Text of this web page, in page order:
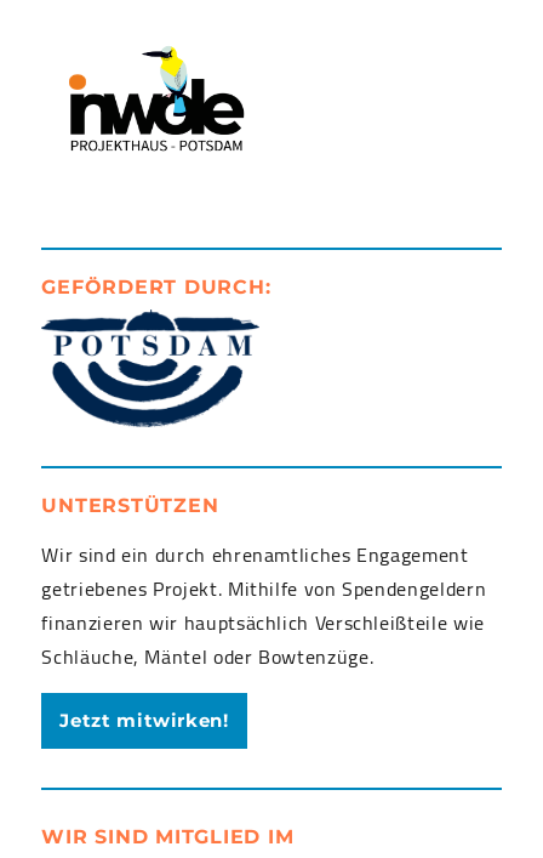
GEFÖRDERT DURCH:
UNTERSTÜTZEN
Wir sind ein durch ehrenamtliches Engagement
getriebenes Projekt. Mithilfe von Spendengeldern
finanzieren wir hauptsächlich Verschleißteile wie
Schläuche, Mäntel oder Bowtenzüge.
Jetzt mitwirken!
WIR SIND MITGLIED IM